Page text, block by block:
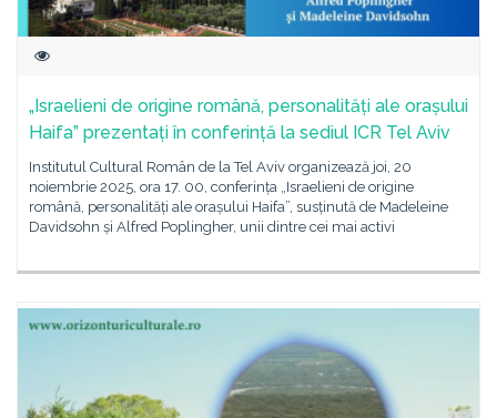
„Israelieni de origine română, personalități ale orașului
Haifa” prezentați în conferință la sediul ICR Tel Aviv
Institutul Cultural Român de la Tel Aviv organizează joi, 20
noiembrie 2025, ora 17. 00, conferința „Israelieni de origine
română, personalități ale orașului Haifa”, susținută de Madeleine
Davidsohn și Alfred Poplingher, unii dintre cei mai activi